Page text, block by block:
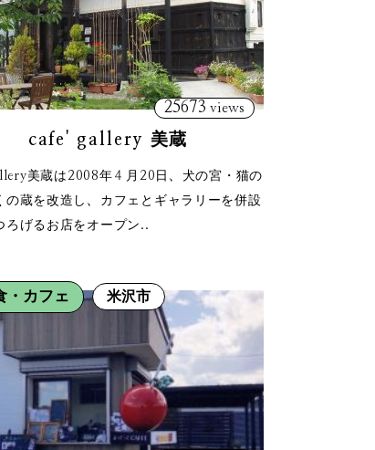
25673 views
cafe' gallery 美蔵
美蔵は2008年４月20日、犬の宮・猫の
の蔵を改造し、カフェとギャラリーを併設
ろげるお店をオープン..
・カフェ 米沢市